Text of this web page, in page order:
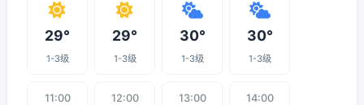
29°
1-3级
29°
1-3级
30°
1-3级
30°
1-3级
11:00 12:00 13:00 14:00